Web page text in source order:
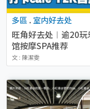
多區 . 室内好去处
旺角好去处︱逾20
馆按摩SPA推荐
文 : 陳潔雯